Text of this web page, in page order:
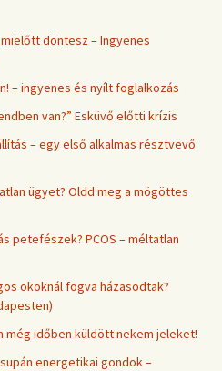
döntesz – Ingyenes
– ingyenes és nyílt foglalkozás
van?” Esküvő előtti krízis
– egy első alkalmas résztvevő
ügyet? Oldd meg a mögöttes
petefészek? PCOS – méltatlan
okoknál fogva házasodtak?
még időben küldött nekem jeleket!
energetikai gondok –